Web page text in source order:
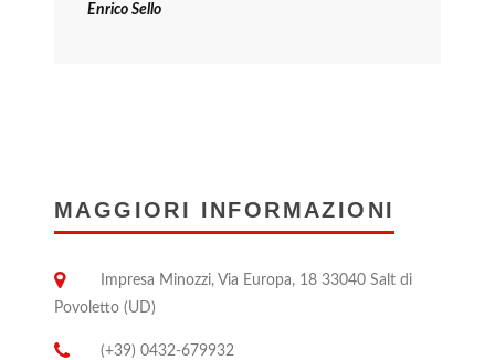
Enrico Sello
MAGGIORI INFORMAZIONI
Impresa Minozzi, Via Europa, 18 33040 Salt di
Povoletto (UD)
(+39) 0432-679932